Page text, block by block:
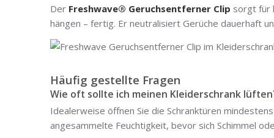
Der Freshwave® Geruchsentferner Clip sorgt für
hängen – fertig. Er neutralisiert Gerüche dauerhaft
Häufig gestellte Fragen
Wie oft sollte ich meinen Kleiderschrank
Idealerweise öffnen Sie die Schranktüren
angesammelte Feuchtigkeit, bevor sich Schimmel